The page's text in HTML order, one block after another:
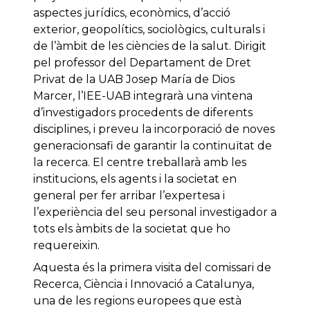
aspectes jurídics, econòmics, d’acció
exterior, geopolítics, sociològics, culturals i
de l’àmbit de les ciències de la salut. Dirigit
pel professor del Departament de Dret
Privat de la UAB Josep María de Dios
Marcer, l’IEE-UAB integrarà una vintena
d’investigadors procedents de diferents
disciplines, i preveu la incorporació de noves
generacionsafi de garantir la continuïtat de
la recerca. El centre treballarà amb les
institucions, els agents i la societat en
general per fer arribar l’expertesa i
l’experiència del seu personal investigador a
tots els àmbits de la societat que ho
requereixin.
Aquesta és la primera visita del comissari de
Recerca, Ciència i Innovació a Catalunya,
una de les regions europees que està